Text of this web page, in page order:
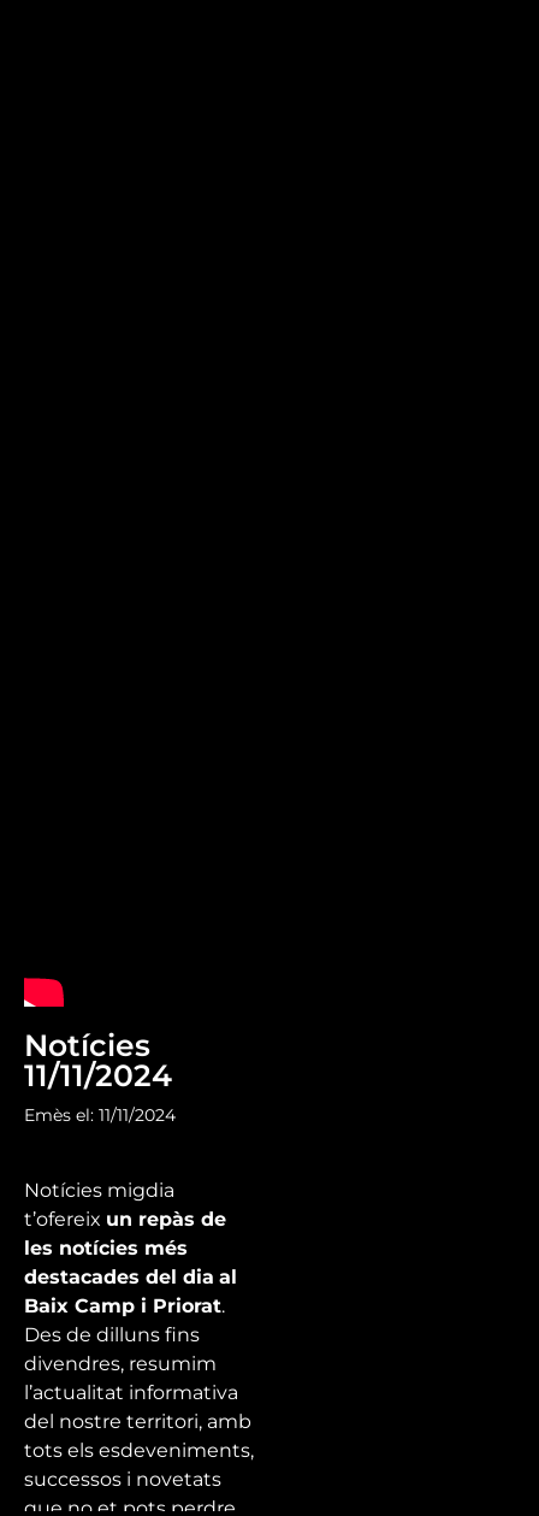
Notícies
11/11/2024
Emès el: 11/11/2024
Notícies migdia
t’ofereix un repàs de
les notícies més
destacades del dia al
Baix Camp i Priorat.
Des de dilluns fins
divendres, resumim
l’actualitat informativa
del nostre territori, amb
tots els esdeveniments,
successos i novetats
que no et pots perdre.